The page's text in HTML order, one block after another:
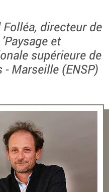
directeur de
et
supérieure de
Marseille (ENSP)